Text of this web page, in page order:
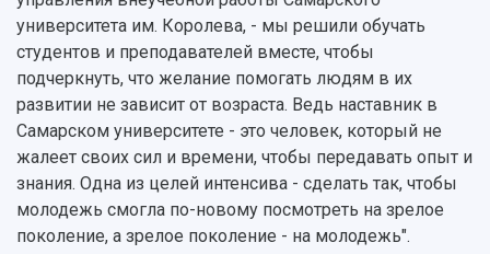
Фирменный стиль
Устойчивое развитие
Кампус
3D-тур по университету
Музеи
Учебный аэродром
Центр истории авиационных двигателей
Видеолекции
Противодействие COVID-19
Отчеты о научно-исследовательской
деятельности
Журналы Самарского университета
Научные конференции
Патенты
Публикации и издания
Отчеты о проведенных конференциях
университета им. Королева, - мы решили обучать
студентов и преподавателей вместе, чтобы
подчеркнуть, что желание помогать людям в их
развитии не зависит от возраста. Ведь наставник в
Самарском университете - это человек, который не
жалеет своих сил и времени, чтобы передавать опыт и
знания. Одна из целей интенсива - сделать так, чтобы
молодежь смогла по-новому посмотреть на зрелое
поколение, а зрелое поколение - на молодежь".